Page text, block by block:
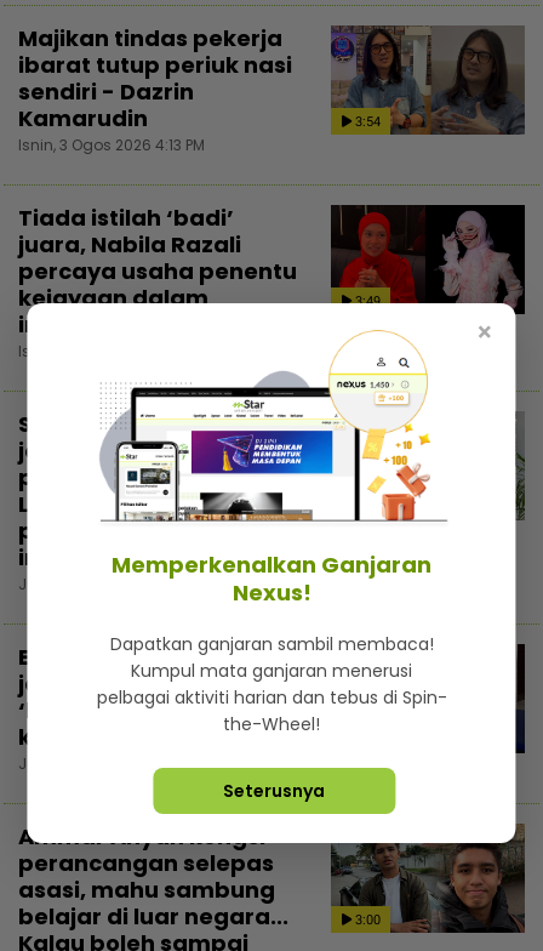
3:54
Majikan tindas pekerja
ibarat tutup periuk nasi
sendiri - Dazrin
Kamarudin
Isnin, 3 Ogos 2026 4:13 PM
3:49
Tiada istilah ‘badi’
juara, Nabila Razali
percaya usaha penentu
kejayaan dalam
industri
Isnin, 3 Ogos 2026 2:06 PM
Sanggup berkorban
jaga isteri hidap kanser
payudara, Nizam
Laksamana buang
perasaan penat demi
insan tersayang
Jumaat, 31 Julai 2026 8:00 PM
Emma Sofea pernah
jadi mangsa buli, pilih
‘homeschool’ sebagai
keputusan paling tepat
Jumaat, 31 Julai 2026 5:00 PM
3:00
Ammar Ahyan kongsi
perancangan selepas
asasi, mahu sambung
belajar di luar negara...
Kalau boleh sampai
×
Memperkenalkan Ganjaran
Nexus!
Dapatkan ganjaran sambil membaca!
Kumpul mata ganjaran menerusi
pelbagai aktiviti harian dan tebus di Spin-
the-Wheel!
Seterusnya